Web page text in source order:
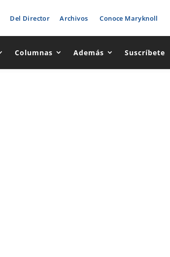
Del Director Archivos Conoce Maryknoll
Columnas Además Suscríbete